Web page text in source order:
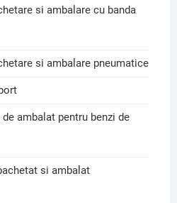
si ambalare cu banda
si ambalare pneumatice
ambalat pentru benzi de
si ambalat